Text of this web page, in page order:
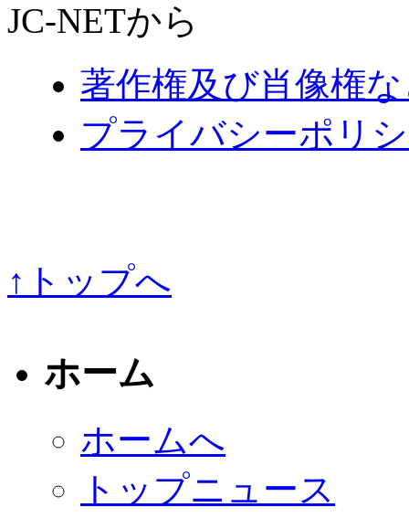
JC-NETから
著作権及び肖像権
プライバシーポリ
↑トップへ
ホーム
ホームへ
トップニュース